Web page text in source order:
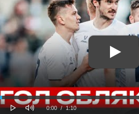
Play Mute
Current
0:00 / Duration
1:10